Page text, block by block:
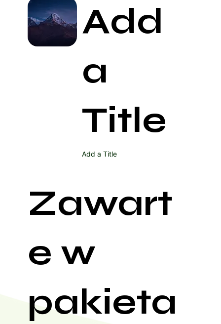
Add
a
Title
Add a Title
Zawart
e w
pakieta